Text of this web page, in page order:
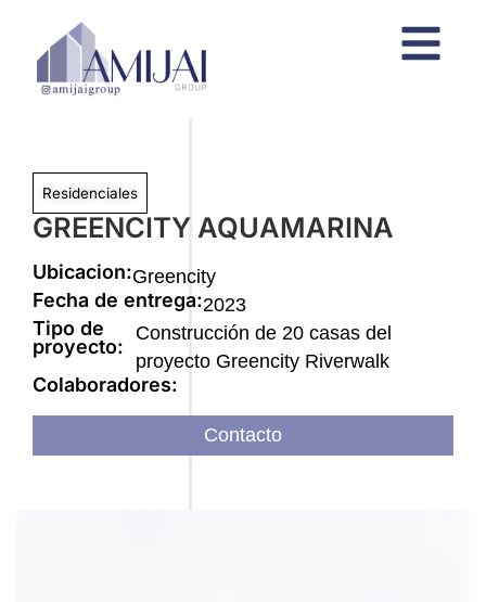
Residenciales
GREENCITY AQUAMARINA
Ubicacion:Greencity
Fecha de entrega:2023
Tipo de
proyecto:
Construcción de 20 casas del
proyecto Greencity Riverwalk
Colaboradores:
Contacto